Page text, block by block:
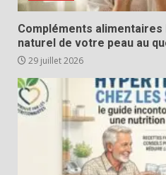
Compléments alimentaires
naturel de votre peau au
29 juillet 2026